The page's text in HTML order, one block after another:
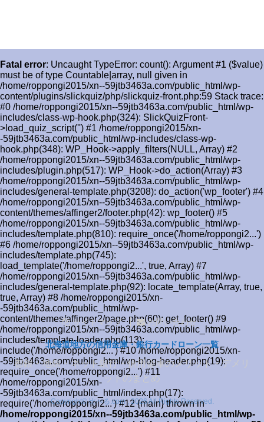
サイトマップ お問い合わせ
北海道地方の信用金庫・銀行カードローン一覧
都銀・地銀・ネット銀行・信用金庫のメリット・デメリ
ットのまとめ
Copyright© 比べる.com , 2026 All Rights Reserved.
Fatal error: Uncaught TypeError: count(): Argument #1 ($value)
must be of type Countable|array, null given in
/home/roppongi2015/xn--59jtb3463a.com/public_html/wp-
content/plugins/slickquiz/php/slickquiz-front.php:59 Stack trace:
#0 /home/roppongi2015/xn--59jtb3463a.com/public_html/wp-
includes/class-wp-hook.php(324): SlickQuizFront-
>load_quiz_script('') #1 /home/roppongi2015/xn-
-59jtb3463a.com/public_html/wp-includes/class-wp-
hook.php(348): WP_Hook->apply_filters(NULL, Array) #2
/home/roppongi2015/xn--59jtb3463a.com/public_html/wp-
includes/plugin.php(517): WP_Hook->do_action(Array) #3
/home/roppongi2015/xn--59jtb3463a.com/public_html/wp-
includes/general-template.php(3208): do_action('wp_footer') #4
/home/roppongi2015/xn--59jtb3463a.com/public_html/wp-
content/themes/affinger2/footer.php(42): wp_footer() #5
/home/roppongi2015/xn--59jtb3463a.com/public_html/wp-
includes/template.php(810): require_once('/home/roppongi2...')
#6 /home/roppongi2015/xn--59jtb3463a.com/public_html/wp-
includes/template.php(745):
load_template('/home/roppongi2...', true, Array) #7
/home/roppongi2015/xn--59jtb3463a.com/public_html/wp-
includes/general-template.php(92): locate_template(Array, true,
true, Array) #8 /home/roppongi2015/xn-
-59jtb3463a.com/public_html/wp-
content/themes/affinger2/page.php(60): get_footer() #9
/home/roppongi2015/xn--59jtb3463a.com/public_html/wp-
includes/template-loader.php(113):
include('/home/roppongi2...') #10 /home/roppongi2015/xn-
-59jtb3463a.com/public_html/wp-blog-header.php(19):
require_once('/home/roppongi2...') #11
/home/roppongi2015/xn-
-59jtb3463a.com/public_html/index.php(17):
require('/home/roppongi2...') #12 {main} thrown in
/home/roppongi2015/xn--59jtb3463a.com/public_html/wp-